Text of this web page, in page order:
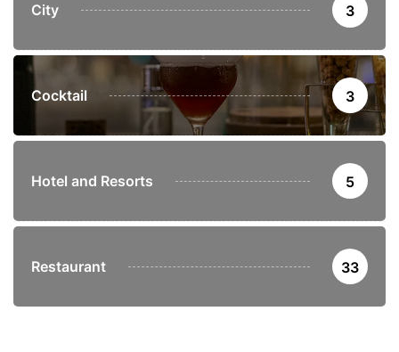
City 3
Cocktail 3
Hotel and Resorts 5
Restaurant 33